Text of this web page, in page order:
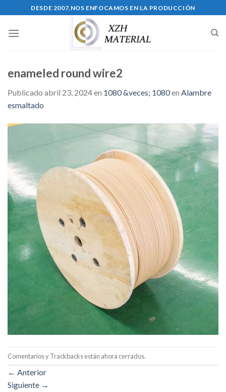
to
content
DESDE 2007,NOS ENFOCAMOS EN LA PRODUCCIÓN
enameled round wire2
Publicado abril 23, 2024en 1080 &veces; 1080en Alambre
esmaltado
Comentarios y Trackbacks están ahora cerrados.
← Anterior
Siguiente →